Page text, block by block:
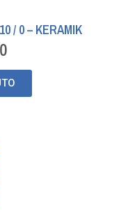
/ 0 – KERAMIK